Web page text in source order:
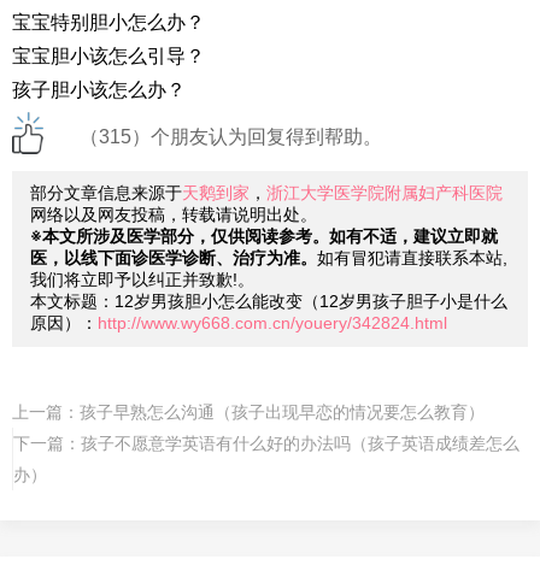
宝宝特别胆小怎么办？
宝宝胆小该怎么引导？
孩子胆小该怎么办？
（315）个朋友认为回复得到帮助。
部分文章信息来源于天鹅到家 ， 浙江大学医学院附属妇产科医院
网络以及网友投稿，转载请说明出处。
※本文所涉及医学部分，仅供阅读参考。如有不适，建议立即就
医，以线下面诊医学诊断、治疗为准。 如有冒犯请直接联系本站,
我们将立即予以纠正并致歉!。
本文标题：12岁男孩胆小怎么能改变（12岁男孩子胆子小是什么
原因）： http://www.wy668.com.cn/youery/342824.html
上一篇： 孩子早熟怎么沟通（孩子出现早恋的情况要怎么教育）
下一篇： 孩子不愿意学英语有什么好的办法吗（孩子英语成绩差怎么
办）